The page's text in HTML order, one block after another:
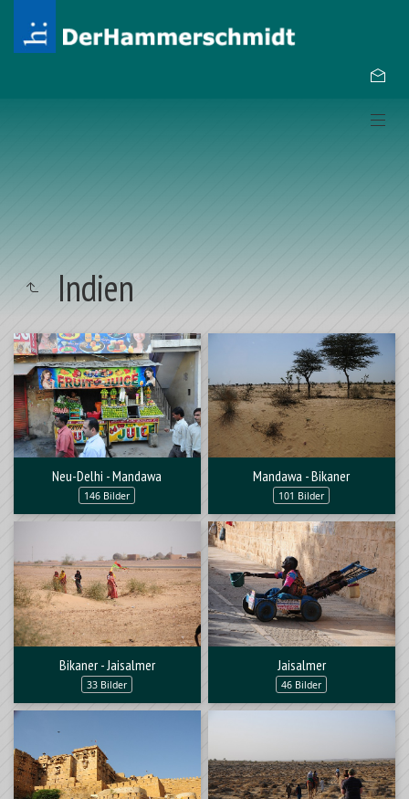
Indien
Neu-Delhi - Mandawa
146 Bilder
Mandawa - Bikaner
101 Bilder
Bikaner - Jaisalmer
33 Bilder
Jaisalmer
46 Bilder